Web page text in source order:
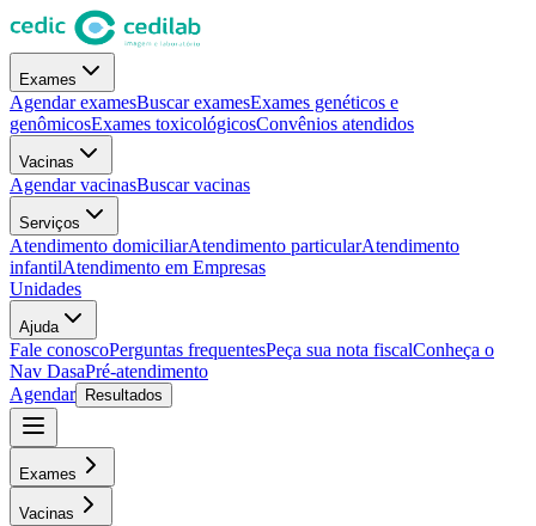
Exames
Agendar examesBuscar examesExames genéticos e
genômicosExames toxicológicosConvênios atendidos
Vacinas
Agendar vacinasBuscar vacinas
Serviços
Atendimento domiciliarAtendimento particularAtendimento
infantilAtendimento em Empresas
Unidades
Ajuda
Fale conoscoPerguntas frequentesPeça sua nota fiscalConheça o
Nav DasaPré-atendimento
Agendar
Resultados
Exames
Vacinas